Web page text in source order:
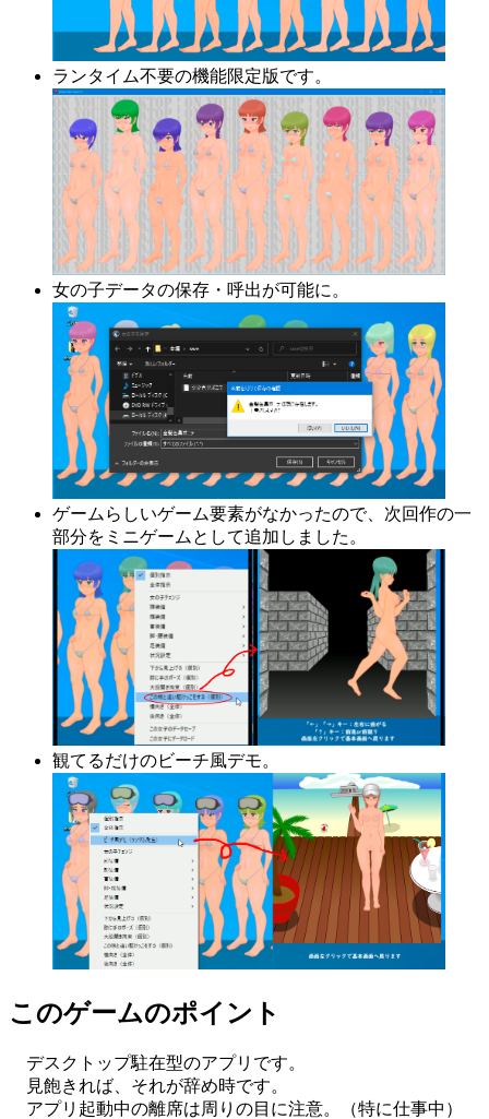
ランタイム不要の機能限定版です。
女の子データの保存・呼出が可能に。
ゲームらしいゲーム要素がなかったので、次回作の一
部分をミニゲームとして追加しました。
観てるだけのビーチ風デモ。
このゲームのポイント
デスクトップ駐在型のアプリです。
見飽きれば、それが辞め時です。
アプリ起動中の離席は周りの目に注意。（特に仕事中）